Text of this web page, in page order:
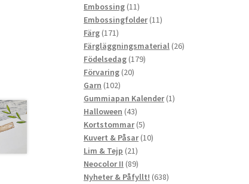
Embossing 1111
produkter
Embossingfolder 1111
Färg 171171
produkter
Färgläggningsmaterial 2626
Födelsedag 179179
Förvaring 2020
Garn 102102
produkter
Gummiapan Kalender 11
Halloween 4343
produkter
Kortstommar 55
produkter
Kuvert & Påsar 1010
Lim & Tejp 2121
produkter
Neocolor II 8989
produkter
Nyheter & Påfyllt! 638638